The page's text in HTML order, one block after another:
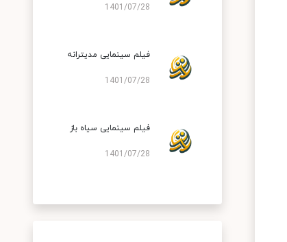
1401/07/28
فیلم سینمایی مدیترانه
1401/07/28
فیلم سینمایی سیاه باز
1401/07/28